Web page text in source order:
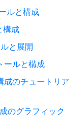
ルと構成
構成
と展開
ールと構成
のチュートリア
のグラフィック